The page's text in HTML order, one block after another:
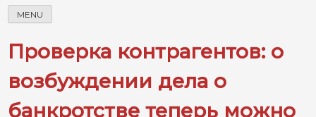
MENU
Проверка контрагентов: о
возбуждении дела о
банкротстве теперь можно